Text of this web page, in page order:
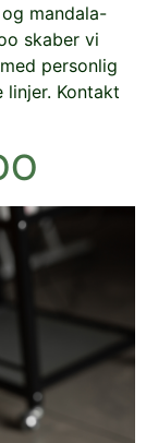
mandala-
skaber vi
personlig
Kontakt